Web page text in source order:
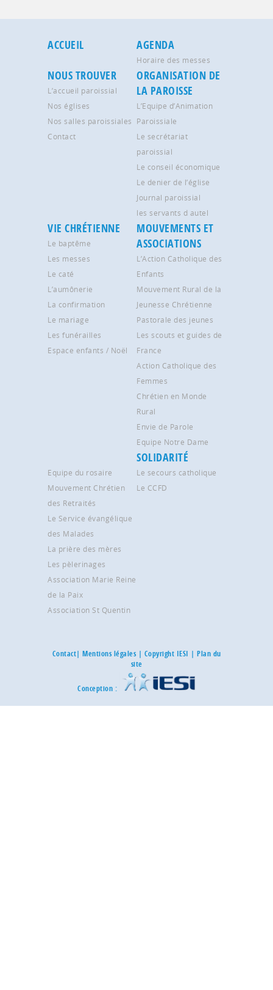
ACCUEIL AGENDA
Horaire des messes
NOUS TROUVER
L’accueil paroissial
Nos églises
Nos salles paroissiales
Contact
ORGANISATION DE
LA PAROISSE
L’Equipe d’Animation
Paroissiale
Le secrétariat
paroissial
Le conseil économique
Le denier de l’église
Journal paroissial
les servants d autel
VIE CHRÉTIENNE
Le baptême
Les messes
Le caté
L’aumônerie
La confirmation
Le mariage
Les funérailles
Espace enfants / Noël
MOUVEMENTS ET
ASSOCIATIONS
L’Action Catholique des
Enfants
Mouvement Rural de la
Jeunesse Chrétienne
Pastorale des jeunes
Les scouts et guides de
France
Action Catholique des
Femmes
Chrétien en Monde
Rural
Envie de Parole
Equipe Notre Dame
Equipe du rosaire
Mouvement Chrétien
des Retraités
Le Service évangélique
des Malades
La prière des mères
Les pèlerinages
Association Marie Reine
de la Paix
Association St Quentin
SOLIDARITÉ
Le secours catholique
Le CCFD
Contact| Mentions légales | Copyright IESI | Plan du
site
Conception :